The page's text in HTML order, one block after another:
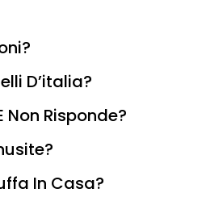
D’italia?
Non Risponde?
In Casa?